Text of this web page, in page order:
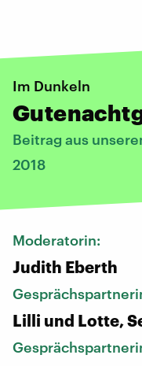
Im Dunkeln
Beitrag aus
2018
Moderatorin:
Judith Eberth
Lilli und Lotte,